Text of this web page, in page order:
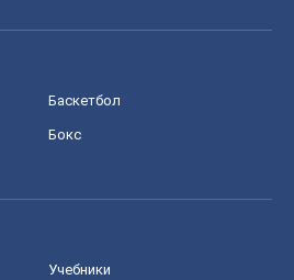
Баскетбол
Бокс
Учебники